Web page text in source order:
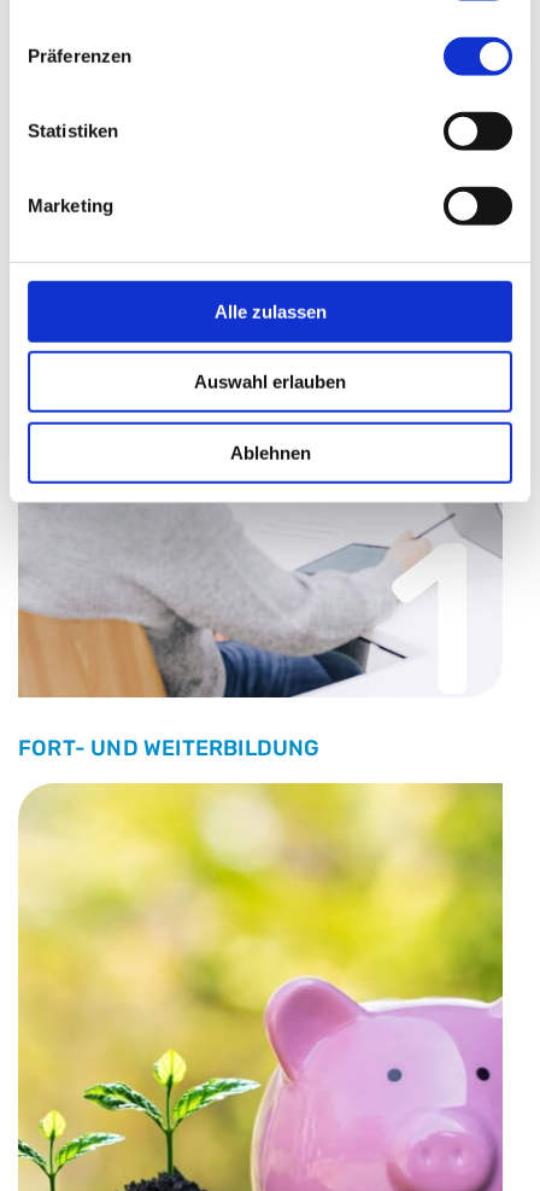
Präferenzen
Statistiken
Marketing
Alle zulassen
Auswahl erlauben
Ablehnen
1
FORT- UND WEITERBILDUNG